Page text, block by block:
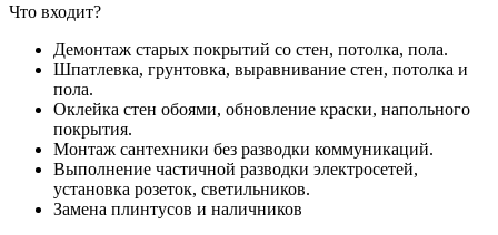
Что входит?
Демонтаж старых покрытий со стен, потолка, пола.
Шпатлевка, грунтовка, выравнивание стен, потолка и
пола.
Оклейка стен обоями, обновление краски, напольного
покрытия.
Монтаж сантехники без разводки коммуникаций.
Выполнение частичной разводки электросетей,
установка розеток, светильников.
Замена плинтусов и наличников